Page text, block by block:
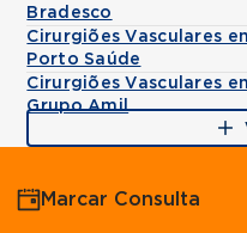
Bradesco
Cirurgiões Vasculares
Porto Saúde
Cirurgiões Vasculares
Grupo Amil
Marcar Consulta